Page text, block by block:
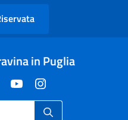
in Puglia